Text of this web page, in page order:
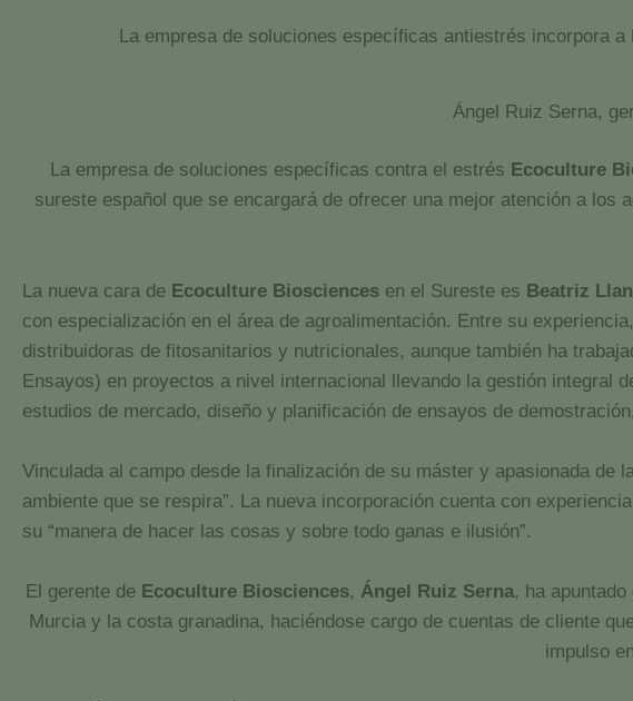
La empresa de soluciones específicas antiestrés incorpora
Ángel Ruiz Serna,
La empresa de soluciones específicas contra el estrés Ecoculture
sureste español que se encargará de ofrecer una mejor atención a
La nueva cara de Ecoculture Biosciences en el Sureste es Beatriz
con especialización en el área de agroalimentación. Entre su
distribuidoras de fitosanitarios y nutricionales, aunque también ha
Ensayos) en proyectos a nivel internacional llevando la gestión integral
estudios de mercado, diseño y planificación de ensayos de
Vinculada al campo desde la finalización de su máster y apasionada de
ambiente que se respira”. La nueva incorporación cuenta con
su “manera de hacer las cosas y sobre todo ganas e ilusión”.
El gerente deEcoculture Biosciences, Ángel Ruiz Serna, ha
Murcia y la costa granadina, haciéndose cargo de cuentas de cliente
impulso